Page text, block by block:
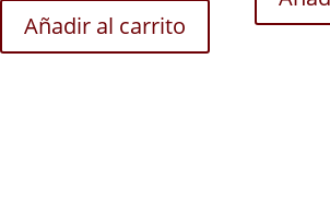
Añadir al carrito